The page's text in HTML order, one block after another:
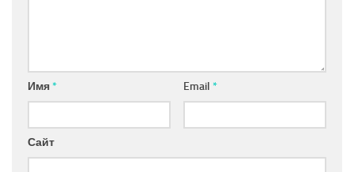
Имя* Email *
Сайт